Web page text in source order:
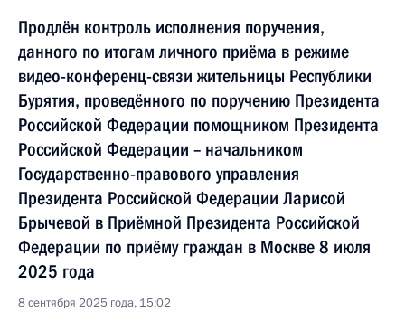
Продлён контроль исполнения поручения,
данного по итогам личного приёма в режиме
видео-конференц-связи жительницы Республики
Бурятия, проведённого по поручению Президента
Российской Федерации помощником Президента
Российской Федерации – начальником
Государственно-правового управления
Президента Российской Федерации Ларисой
Брычевой в Приёмной Президента Российской
Федерации по приёму граждан в Москве 8 июля
2025 года
8 сентября 2025 года, 15:02